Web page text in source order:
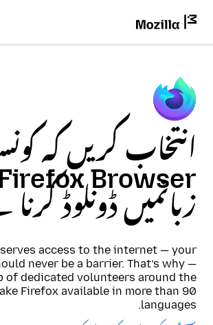
انتخاب کریں کہ
زبانمیں ڈونلوڈ
access to the internet — your
never be a barrier. That’s why —
of dedicated volunteers around the
Firefox available in more than 90
languages.